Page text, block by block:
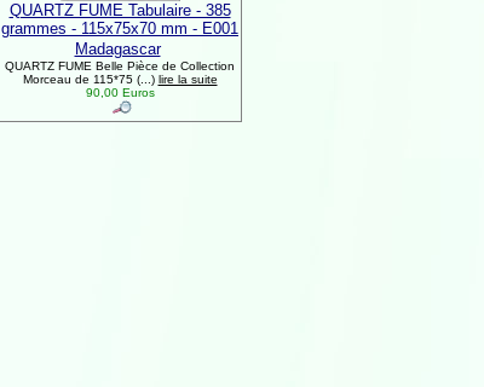
QUARTZ FUME Tabulaire - 385
grammes - 115x75x70 mm - E001
Madagascar
QUARTZ FUME Belle Pièce de Collection
Morceau de 115*75 (...) lire la suite
90,00 Euros